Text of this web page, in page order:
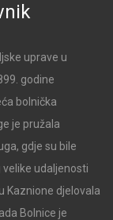
uprave u
godine
bolnička
je pružala
gdje su bile
udaljenosti
Kaznione djelovala
Bolnice je